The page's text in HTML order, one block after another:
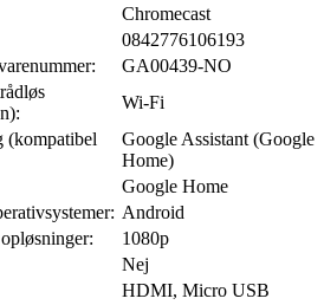
Chromecast
0842776106193
GA00439-NO
Wi-Fi
(kompatibel
Google Assistant (Google
Home)
Google Home
Android
1080p
Nej
HDMI, Micro USB